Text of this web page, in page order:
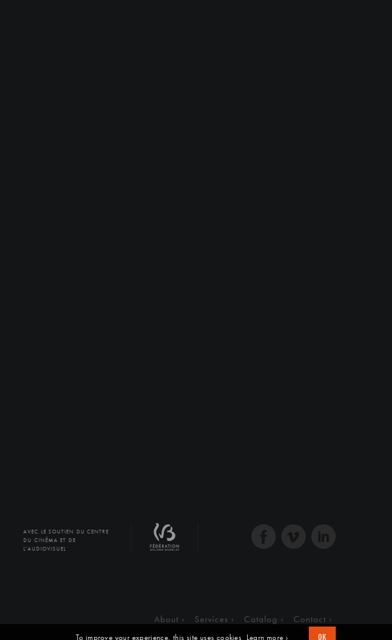
AVEC LE SOUTIEN DU CENTRE
DU CINÉMA ET DE
L'AUDIOVISUEL
About Services Catalog Contact
To improve your experience, this site uses cookies Learn more › OK